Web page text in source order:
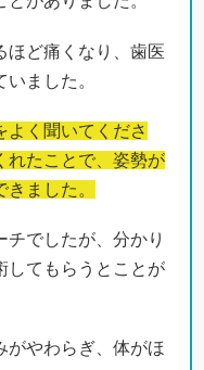
ほど痛くなり、歯医
ました。
よく聞いてくださ
れたことで、姿勢が
ました。
でしたが、分かり
してもらうとことが
がやわらぎ、体がほ